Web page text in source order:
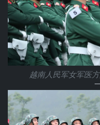
越南人民军女军医